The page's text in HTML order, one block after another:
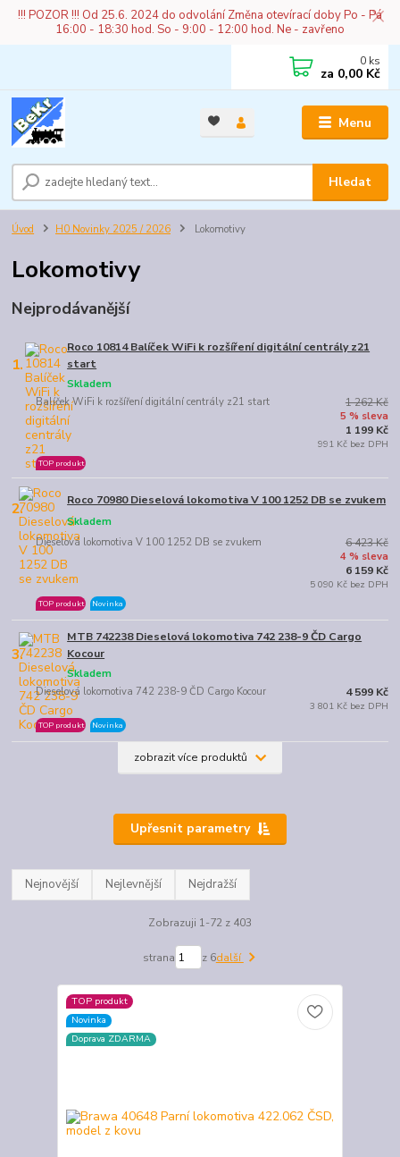
!!! POZOR !!! Od 25.6. 2024 do odvolání Změna otevírací doby Po - Pá
16:00 - 18:30 hod. So - 9:00 - 12:00 hod. Ne - zavřeno
Menu
Hledat
0 ks
za 0,00 Kč
Úvod H0 Novinky 2025 / 2026 Lokomotivy
Lokomotivy
Nejprodávanější
1.
Roco 10814 Balíček WiFi k rozšíření digitální centrály z21
start
Balíček WiFi k rozšíření digitální centrály z21 start
Skladem
TOP produkt
1 262 Kč
5 % sleva
1 199 Kč
991 Kč bez DPH
2. Roco 70980 Dieselová lokomotiva V 100 1252 DB se zvukem
Dieselová lokomotiva V 100 1252 DB se zvukem
Skladem
TOP produkt Novinka
6 423 Kč
4 % sleva
6 159 Kč
5 090 Kč bez DPH
3.
MTB 742238 Dieselová lokomotiva 742 238-9 ČD Cargo
Kocour
Dieselová lokomotiva 742 238-9 ČD Cargo Kocour
Skladem
TOP produkt Novinka
4 599 Kč
3 801 Kč bez DPH
zobrazit více produktů
Upřesnit parametry
Nejnovější Nejlevnější Nejdražší
Zobrazuji 1-72 z 403
strana z 6další
TOP produkt
Novinka
Doprava ZDARMA